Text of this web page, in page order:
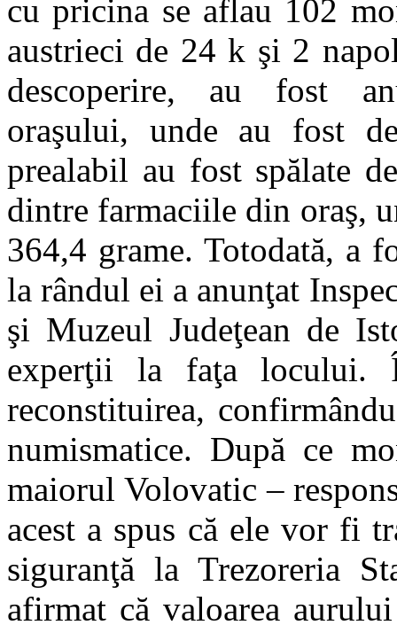
cu pricina se aflau 102
austrieci de 24 k şi 2
descoperire, au fost
oraşului, unde au fost
prealabil au fost spălate
dintre farmaciile din oraş,
364,4 grame. Totodată, a
la rândul ei a anunţat
şi Muzeul Judeţean de
experţii la faţa locului.
reconstituirea,
numismatice. După ce
maiorul Volovatic –
acest a spus că ele vor fi
siguranţă la Trezoreria
afirmat că valoarea